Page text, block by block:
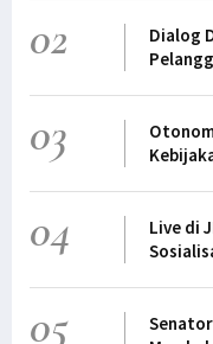
02
Dialog
03
04
Live di
05